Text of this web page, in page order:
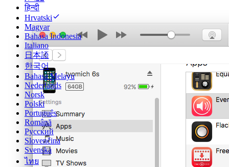
हिन्दी
Hrvatski
Magyar
Bahasa Indonesia
Italiano
日本語
한국어
Bahasa Melayu
Nederlands
Norsk
Polski
Português
Română
Русский
Slovenčina
Svenska
ไทย